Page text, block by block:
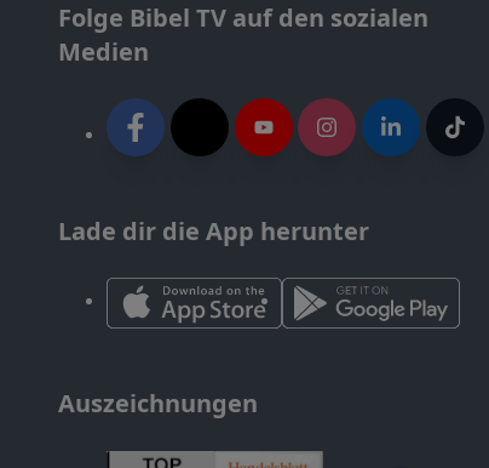
Folge Bibel TV auf den sozialen
Medien
Lade dir die App herunter
Auszeichnungen